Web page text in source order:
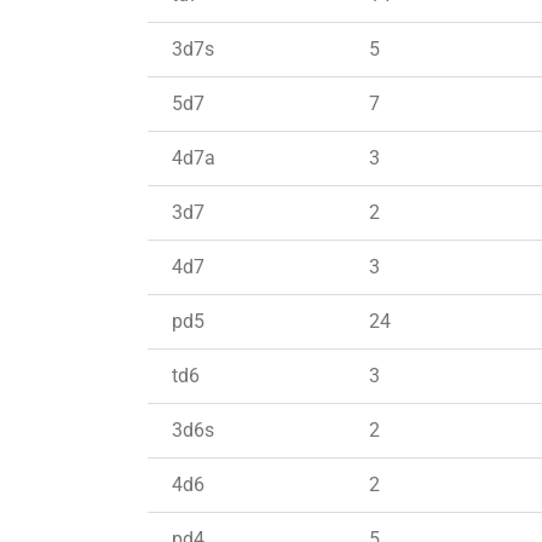
3d7s 5
5d7 7
4d7a 3
3d7 2
4d7 3
pd5 24
td6 3
3d6s 2
4d6 2